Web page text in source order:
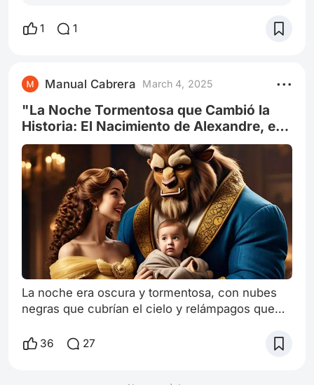
1 1
Manual Cabrera March 4, 2025
"La Noche Tormentosa que Cambió la
Historia: El Nacimiento de Alexandre, el
Hijo de la Bella y el Príncipe Adam
La noche era oscura y tormentosa, con nubes
negras que cubrían el cielo y relámpagos que
la princesa consorte, se encontraba en su
36 27